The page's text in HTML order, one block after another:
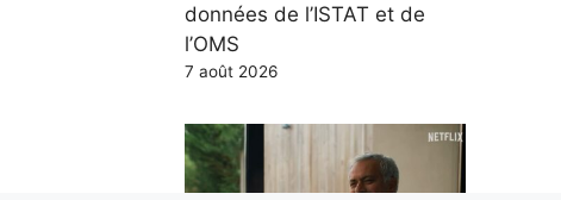
données de l’ISTAT et de
l’OMS
7 août 2026